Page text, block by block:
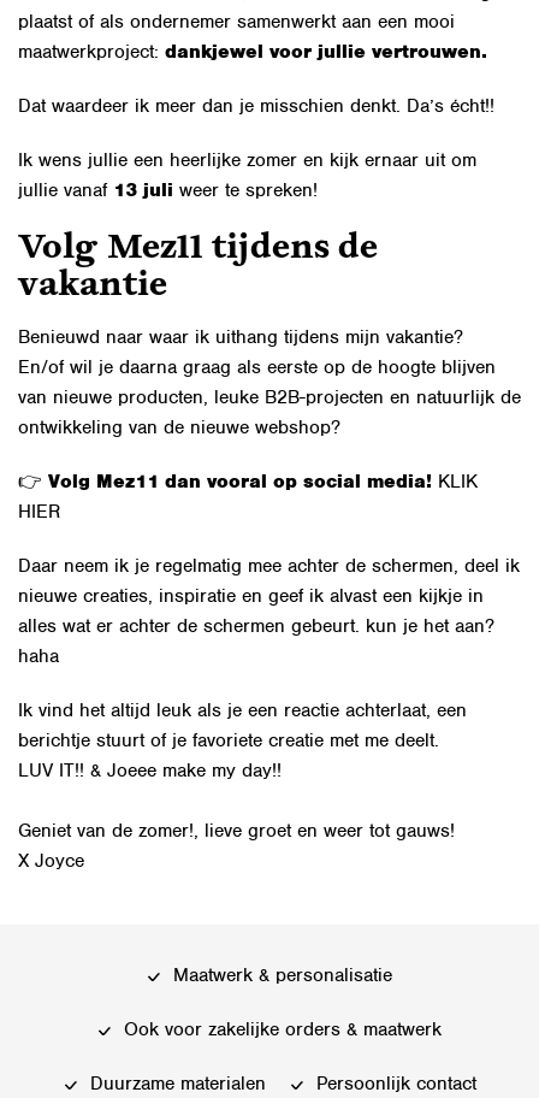
plaatst of als ondernemer samenwerkt aan een mooi
maatwerkproject: dankjewel voor jullie vertrouwen.
Dat waardeer ik meer dan je misschien denkt. Da’s écht!!
Ik wens jullie een heerlijke zomer en kijk ernaar uit om
jullie vanaf 13 juli weer te spreken!
Volg Mez11 tijdens de
vakantie
Benieuwd naar waar ik uithang tijdens mijn vakantie?
En/of wil je daarna graag als eerste op de hoogte blijven
van nieuwe producten, leuke B2B-projecten en natuurlijk de
ontwikkeling van de nieuwe webshop?
👉 Volg Mez11 dan vooral op social media! KLIK
HIER
Daar neem ik je regelmatig mee achter de schermen, deel ik
nieuwe creaties, inspiratie en geef ik alvast een kijkje in
alles wat er achter de schermen gebeurt. kun je het aan?
haha
Ik vind het altijd leuk als je een reactie achterlaat, een
berichtje stuurt of je favoriete creatie met me deelt.
LUV IT!! & Joeee make my day!!
Geniet van de zomer!, lieve groet en weer tot gauws!
X Joyce
Maatwerk & personalisatie
Ook voor zakelijke orders & maatwerk
Duurzame materialen Persoonlijk contact